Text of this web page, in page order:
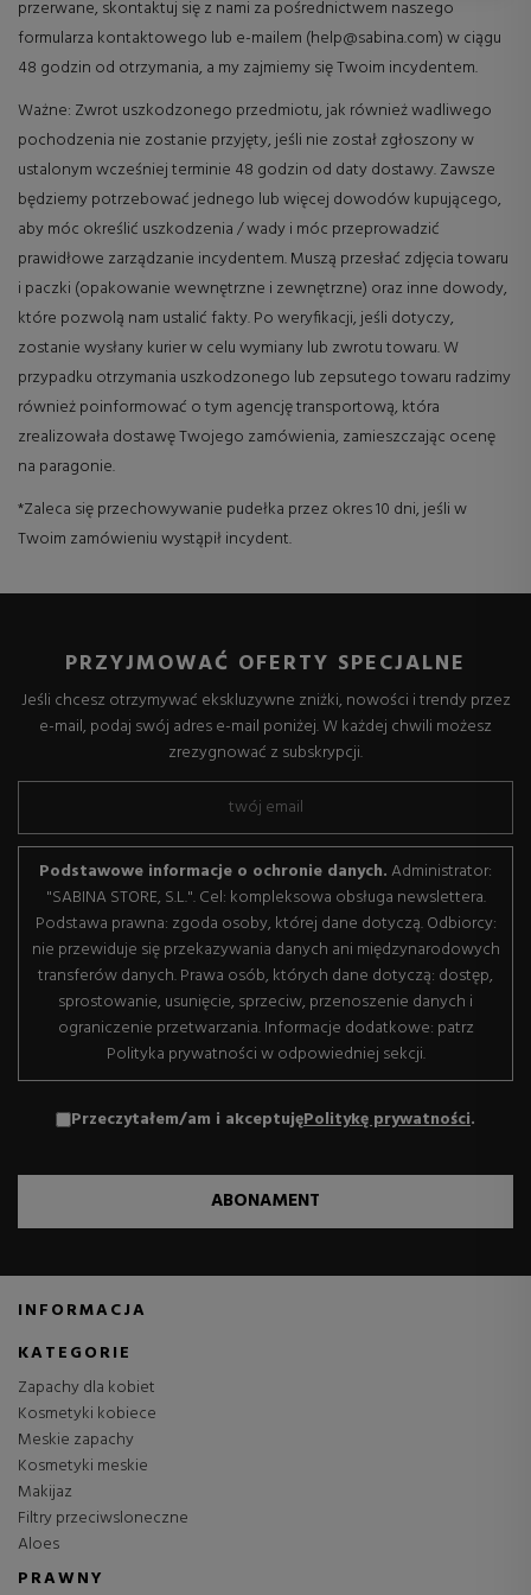
przerwane, skontaktuj się z nami za pośrednictwem naszego
formularza kontaktowego lub e-mailem (help@sabina.com) w ciągu
48 godzin od otrzymania, a my zajmiemy się Twoim incydentem.
Ważne: Zwrot uszkodzonego przedmiotu, jak również wadliwego
pochodzenia nie zostanie przyjęty, jeśli nie został zgłoszony w
ustalonym wcześniej terminie 48 godzin od daty dostawy. Zawsze
będziemy potrzebować jednego lub więcej dowodów kupującego,
aby móc określić uszkodzenia / wady i móc przeprowadzić
prawidłowe zarządzanie incydentem. Muszą przesłać zdjęcia towaru
i paczki (opakowanie wewnętrzne i zewnętrzne) oraz inne dowody,
które pozwolą nam ustalić fakty. Po weryfikacji, jeśli dotyczy,
zostanie wysłany kurier w celu wymiany lub zwrotu towaru. W
przypadku otrzymania uszkodzonego lub zepsutego towaru radzimy
również poinformować o tym agencję transportową, która
zrealizowała dostawę Twojego zamówienia, zamieszczając ocenę
na paragonie.
*Zaleca się przechowywanie pudełka przez okres 10 dni, jeśli w
Twoim zamówieniu wystąpił incydent.
PRZYJMOWAĆ OFERTY SPECJALNE
Jeśli chcesz otrzymywać ekskluzywne zniżki, nowości i trendy przez
e-mail, podaj swój adres e-mail poniżej. W każdej chwili możesz
zrezygnować z subskrypcji.
Podstawowe informacje o ochronie danych.Administrator:
"SABINA STORE, S.L.". Cel: kompleksowa obsługa newslettera.
Podstawa prawna: zgoda osoby, której dane dotyczą. Odbiorcy:
nie przewiduje się przekazywania danych ani międzynarodowych
transferów danych. Prawa osób, których dane dotyczą: dostęp,
sprostowanie, usunięcie, sprzeciw, przenoszenie danych i
ograniczenie przetwarzania. Informacje dodatkowe: patrz
Polityka prywatności w odpowiedniej sekcji.
Przeczytałem/am i akceptujęPolitykę prywatności.
ABONAMENT
INFORMACJA
KATEGORIE
Zapachy dla kobiet
Kosmetyki kobiece
Meskie zapachy
Kosmetyki meskie
Makijaz
Filtry przeciwsloneczne
Aloes
PRAWNY